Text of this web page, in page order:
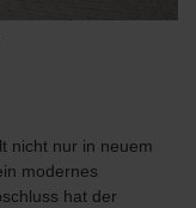
nicht nur in neuem
modernes
hat der